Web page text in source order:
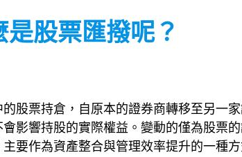
股票匯撥呢？
股票持倉，自原本的證券商轉移至另一
影響持股的實際權益。變動的僅為股票
要作為資產整合與管理效率提升的一種方